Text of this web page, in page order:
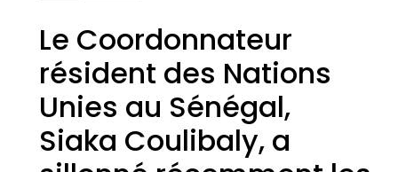
Le Coordonnateur
résident des Nations
Unies au Sénégal,
Siaka Coulibaly, a